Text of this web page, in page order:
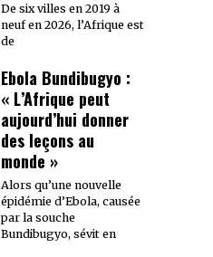
De six villes en 2019 à
neuf en 2026, l’Afrique est
de
Ebola Bundibugyo :
« L’Afrique peut
aujourd’hui donner
des leçons au
monde »
Alors qu’une nouvelle
épidémie d’Ebola, causée
par la souche
Bundibugyo, sévit en